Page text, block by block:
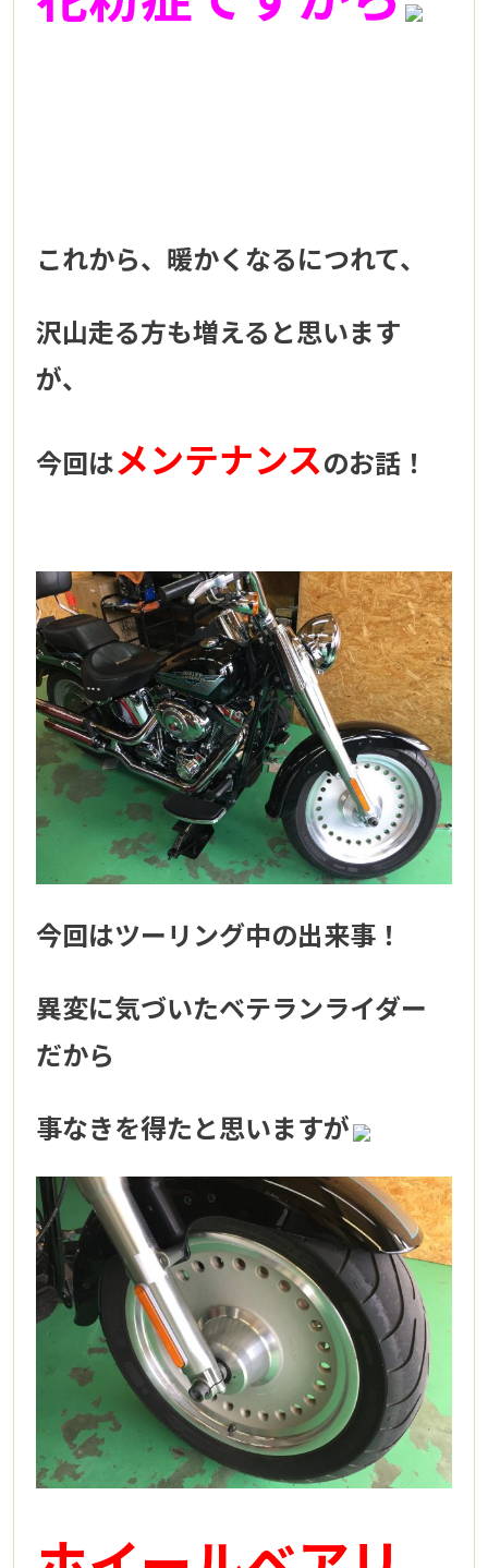
これから、暖かくなるにつれて、
沢山走る方も増えると思います
が、
今回はメンテナンスのお話！
今回はツーリング中の出来事！
異変に気づいたベテランライダー
だから
事なきを得たと思いますが